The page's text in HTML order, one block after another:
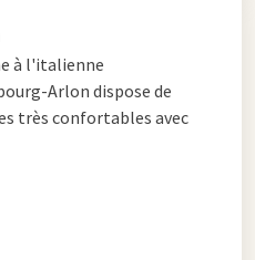
à l'italienne
Arlon dispose de
très confortables avec